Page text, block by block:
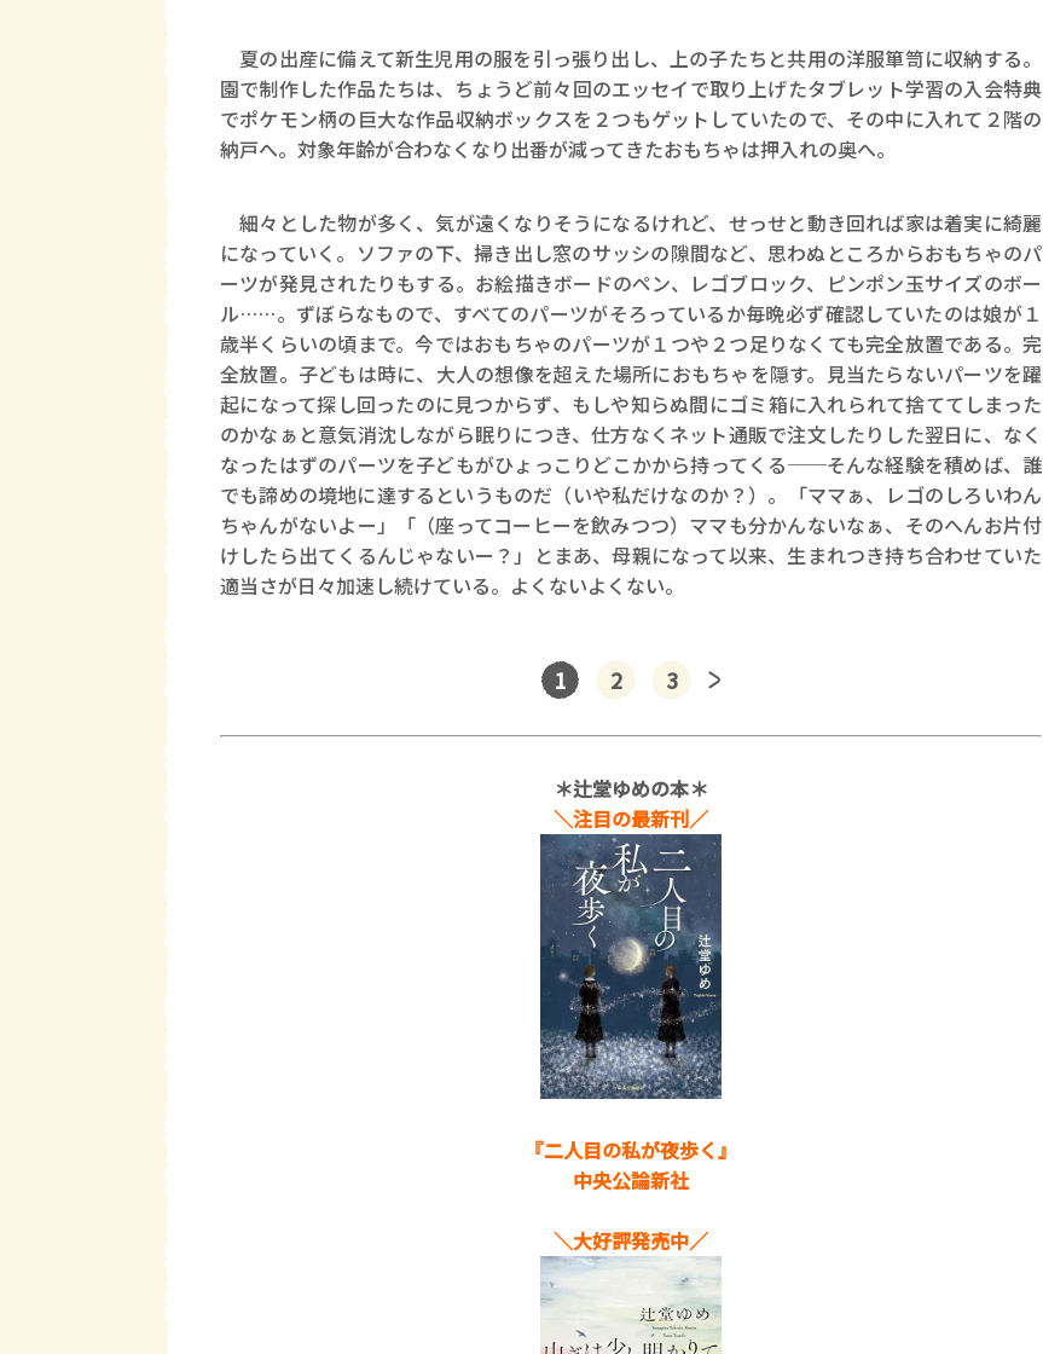
夏の出産に備えて新生児用の服を引っ張り出し、上の子たちと共用の洋服箪笥に収納する。
園で制作した作品たちは、ちょうど前々回のエッセイで取り上げたタブレット学習の入会特典
でポケモン柄の巨大な作品収納ボックスを２つもゲットしていたので、その中に入れて２階の
納戸へ。対象年齢が合わなくなり出番が減ってきたおもちゃは押入れの奥へ。
細々とした物が多く、気が遠くなりそうになるけれど、せっせと動き回れば家は着実に綺麗
になっていく。ソファの下、掃き出し窓のサッシの隙間など、思わぬところからおもちゃのパ
ーツが発見されたりもする。お絵描きボードのペン、レゴブロック、ピンポン玉サイズのボー
ル……。ずぼらなもので、すべてのパーツがそろっているか毎晩必ず確認していたのは娘が１
歳半くらいの頃まで。今ではおもちゃのパーツが１つや２つ足りなくても完全放置である。完
全放置。子どもは時に、大人の想像を超えた場所におもちゃを隠す。見当たらないパーツを躍
起になって探し回ったのに見つからず、もしや知らぬ間にゴミ箱に入れられて捨ててしまった
のかなぁと意気消沈しながら眠りにつき、仕方なくネット通販で注文したりした翌日に、なく
なったはずのパーツを子どもがひょっこりどこかから持ってくる──そんな経験を積めば、誰
でも諦めの境地に達するというものだ（いや私だけなのか？）。「ママぁ、レゴのしろいわん
ちゃんがないよー」「（座ってコーヒーを飲みつつ）ママも分かんないなぁ、そのへんお片付
けしたら出てくるんじゃないー？」とまあ、母親になって以来、生まれつき持ち合わせていた
適当さが日々加速し続けている。よくないよくない。
1 2 3
＊辻堂ゆめの本＊
＼注目の最新刊／
『二人目の私が夜歩く』
中央公論新社
＼大好評発売中／